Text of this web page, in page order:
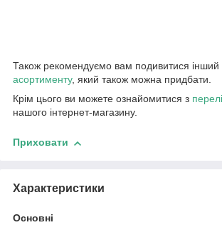
Також рекомендуємо вам подивитися інший
асортименту, який також можна придбати.
Крім цього ви можете ознайомитися з
нашого інтернет-магазину.
Приховати
Характеристики
Основні